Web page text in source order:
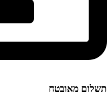
תשלום מאובטח